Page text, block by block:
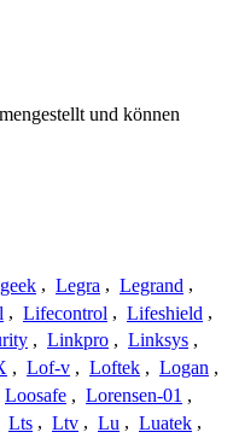
und können
, Legra , Legrand ,
, Lifecontrol , Lifeshield ,
, Linkpro , Linksys ,
, Lof-v , Loftek , Logan ,
Loosafe , Lorensen-01 ,
Lts , Ltv , Lu , Luatek ,